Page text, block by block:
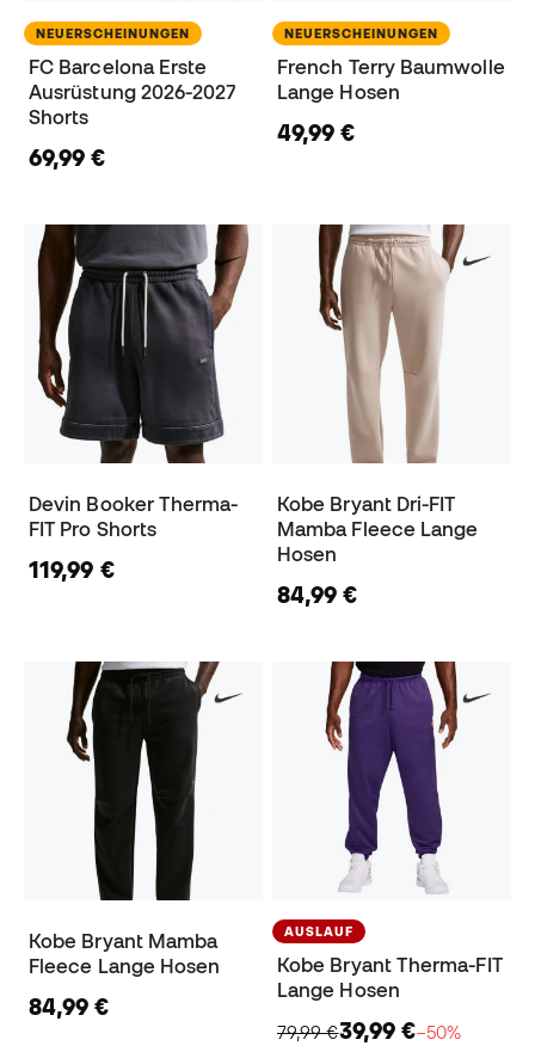
NEUERSCHEINUNGEN
FC Barcelona Erste
Ausrüstung 2026-2027
Shorts
69,99 €
NEUERSCHEINUNGEN
French Terry Baumwolle
Lange Hosen
49,99 €
Devin Booker Therma-
FIT Pro Shorts
119,99 €
Kobe Bryant Dri-FIT
Mamba Fleece Lange
Hosen
84,99 €
Kobe Bryant Mamba
Fleece Lange Hosen
84,99 €
AUSLAUF
Kobe Bryant Therma-FIT
Lange Hosen
79,99 €39,99 €−50%